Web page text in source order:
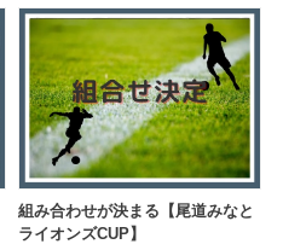
組み合わせが決まる【尾道みなと
ライオンズCUP】